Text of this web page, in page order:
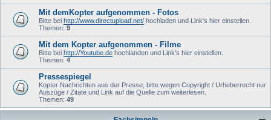
Mit demKopter aufgenommen - Fotos
Bitte bei http://www.directupload.net/ hochladen und Link's hier einstellen.
Themen: 9
Mit dem Kopter aufgenommen - Filme
Bitte bei http://Youtube.de hochlanden und Link's hier einstellen.
Themen: 4
Pressespiegel
Kopter Nachrichten aus der Presse, bitte wegen Copyright / Urheberrecht nur
Auszüge / Zitate und Link auf die Quelle zum weiterlesen.
Themen: 49